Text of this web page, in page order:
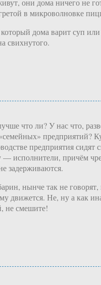
они дома ничего не
в микроволновке
дома варит суп
свихнутого.
что ли? У нас что,
предприятий?
предприятия сидят
исполнители, причём
задерживаются.
нынче так не
движется. Не, ну а как
не смешите!